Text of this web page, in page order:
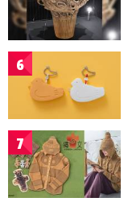
6
7